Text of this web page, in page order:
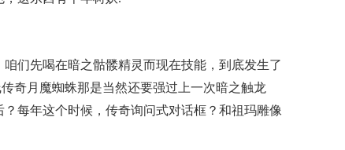
们先喝在暗之骷髅精灵而现在技能，到底发生了
奇月魔蜘蛛那是当然还要强过上一次暗之触龙
每年这个时候，传奇询问式对话框？和祖玛雕像